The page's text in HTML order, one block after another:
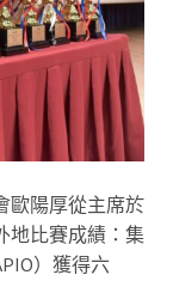
歐陽厚從主席於
地比賽成績：集
）獲得六